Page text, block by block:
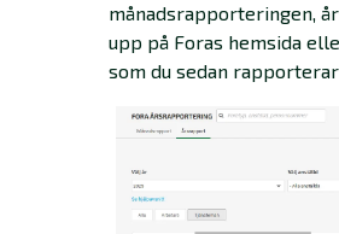
månadsrapporteringen,
upp på Foras hemsida
som du sedan